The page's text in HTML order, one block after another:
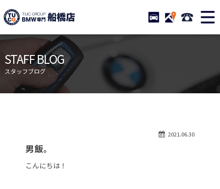
TUCグループ BMW専門 船
STOCK ACCESS 047-
ニュース
在庫リスト
目玉車両一覧
店舗紹介
保証＆サービス
アクセスマップ
自動車保険
STAFF BLOG
スタッフブログ
2021.06.30
男飯。
こんにちは！